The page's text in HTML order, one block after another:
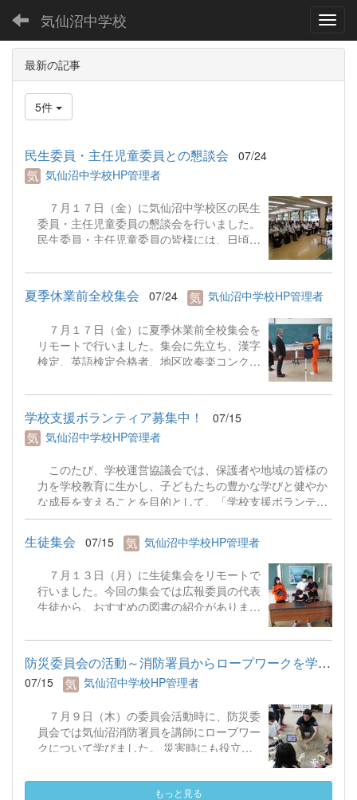
気仙沼中学校
最新の記事
5件
民生委員・主任児童委員との懇談会
07/24
気仙沼中学校HP管理者
７月１７日（金）に気仙沼中学校区の民生
委員・主任児童委員の懇談会を行いました。
民生委員・主任児童委員の皆様には、日頃か
ります。懇談会には気仙沼小、九条小、気仙
沼中の先生方も出席し、地域ごとに分かれて
情報交換を行いました。今後も、学校と地域
確認しました。
夏季休業前全校集会 07/24 気仙沼中学校HP管理者
７月１７日（金）に夏季休業前全校集会を
リモートで行いました。集会に先立ち、漢字
検定、英語検定合格者、地区吹奏楽コンクー
集会では校長先生からは充実した夏休みを送
るために、興味や関心があることにチャレン
ジすることの大切さについてお話がありまし
た。また、生徒代表の廣野真之さんからは１
みの目標が語られました。
学校支援ボランティア募集中！
07/15
気仙沼中学校HP管理者
このたび、学校運営協議会では、保護者や地域の皆様の
力を学校教育に生かし、子どもたちの豊かな学びと健やか
な成長を支えることを目的として、「学校支援ボランティ
ア」を募集しております。詳細は添付したリーフレットを
御参照ください。 学校支援ボランティア募集リーフレッ
ト.pdf
生徒集会 07/15 気仙沼中学校HP管理者
７月１３日（月）に生徒集会をリモートで
行いました。今回の集会では広報委員の代表
生徒から、おすすめの図書の紹介がありまし
参加の呼びかけや昨年度に集めたペットボト
ルキャップ（約８０Ｋｇ）をＮＰＯ法人世界
の子どもにワクチンを日本委員会に寄付し、
２８人分のワクチンに替えることができたこ
防災委員会の活動～消防署員からロープワークを学ぶ～
07/15 気仙沼中学校HP管理者
７月９日（木）の委員会活動時に、防災委
員会では気仙沼消防署員を講師にロープワー
クについて学びました。 災害時にも役立つ
の理解を深めました。
もっと見る